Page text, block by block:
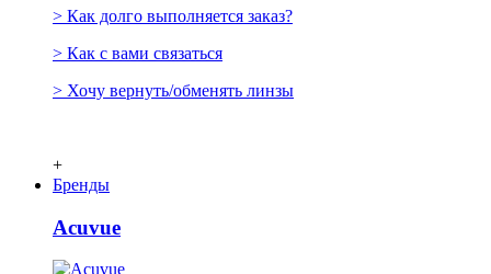
> Как долго выполняется заказ?
> Как с вами связаться
> Хочу вернуть/обменять линзы
+
Бренды
Acuvue